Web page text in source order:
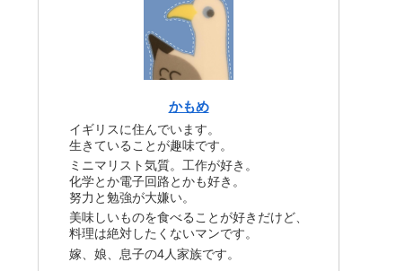
かもめ
イギリスに住んでいます。
生きていることが趣味です。
ミニマリスト気質。工作が好き。
化学とか電子回路とかも好き。
努力と勉強が大嫌い。
美味しいものを食べることが好きだけど、
料理は絶対したくないマンです。
嫁、娘、息子の4人家族です。